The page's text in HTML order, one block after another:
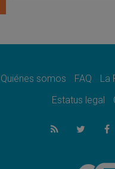
el
La
muertos
Tagle:
Quiénes somos FAQ La
Estatus legal